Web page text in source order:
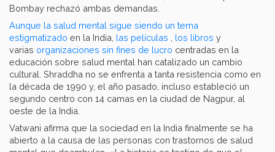
Bombay rechazó ambas demandas.
Aunque la salud mental sigue siendo un tema
estigmatizado en la India, las películas los libros y
varias organizaciones sin fines de lucro centradas en la
educación sobre salud mental han catalizado un cambio
cultural. Shraddha no se enfrenta a tanta resistencia como en
la década de 1990 y, el año pasado, incluso estableció un
segundo centro con 14 camas en la ciudad de Nagpur, al
oeste de la India.
Vatwani afirma que la sociedad en la India finalmente se ha
abierto a la causa de las personas con trastornos de salud